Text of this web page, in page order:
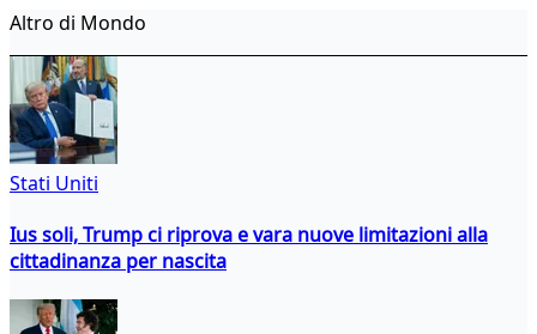
Altro di Mondo
Stati Uniti
Ius soli, Trump ci riprova e vara nuove limitazioni alla
cittadinanza per nascita